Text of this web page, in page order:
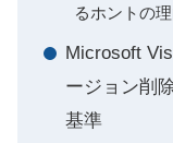
るホントの
Microsoft
ージョン削
基準